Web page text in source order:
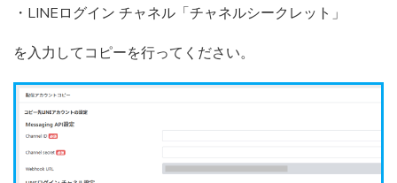
・LINEログイン チャネル「チャネルシークレット」
を入力してコピーを行ってください。